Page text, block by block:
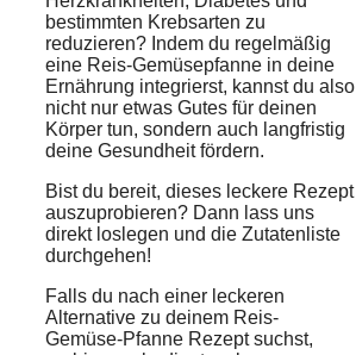
bestimmten Krebsarten zu
reduzieren? Indem du regelmäßig
eine Reis-Gemüsepfanne in deine
Ernährung integrierst, kannst du also
nicht nur etwas Gutes für deinen
Körper tun, sondern auch langfristig
deine Gesundheit fördern.
Bist du bereit, dieses leckere Rezept
auszuprobieren? Dann lass uns
direkt loslegen und die Zutatenliste
durchgehen!
Falls du nach einer leckeren
Alternative zu deinem Reis-
Gemüse-Pfanne Rezept suchst,